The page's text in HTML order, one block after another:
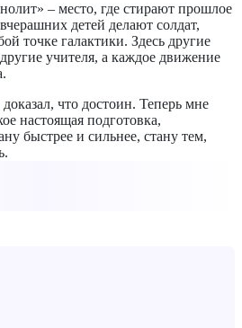
– место, где стирают прошлое
детей делают солдат,
точке галактики. Здесь другие
учителя, а каждое движение
что достоин. Теперь мне
настоящая подготовка,
быстрее и сильнее, стану тем,